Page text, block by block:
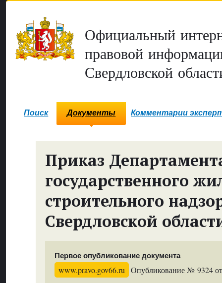
Официальный
правовой
Свердловской
Поиск Документы Комментарии
Приказ
государственного
строительного
Свердловской
Первое опубликование документа
www.pravo.gov66.ru Опубликование № 9324